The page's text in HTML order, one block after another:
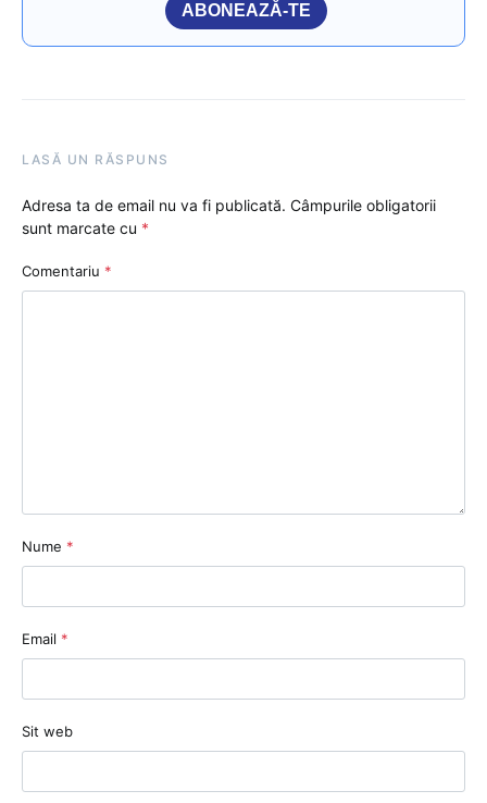
ABONEAZĂ-TE
LASĂ UN RĂSPUNS
Adresa ta de email nu va fi publicată. Câmpurile obligatorii
sunt marcate cu *
Comentariu *
Nume *
Email *
Sit web